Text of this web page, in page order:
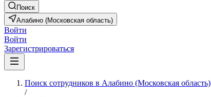
Поиск
Алабино (Московская область)
Войти
Войти
Зарегистрироваться
Поиск сотрудников в Алабино (Московская область)
/